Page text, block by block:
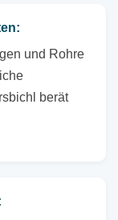
und Rohre
berät